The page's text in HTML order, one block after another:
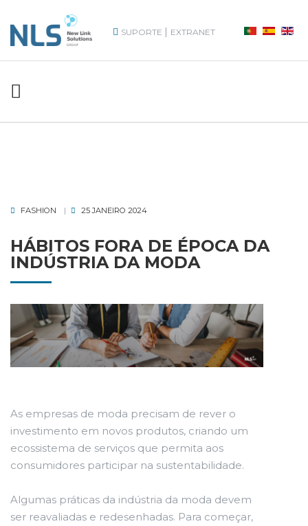
SUPORTE | EXTRANET
FASHION 25 JANEIRO 2024
HÁBITOS FORA DE ÉPOCA DA
INDÚSTRIA DA MODA
As empresas de moda precisam de rever o
investimento em novos produtos, criando um
ecossistema de serviços que permita aos
consumidores participar na sustentabilidade.
Algumas práticas da indústria da moda devem
ser reavaliadas e redesenhadas. Para começar,